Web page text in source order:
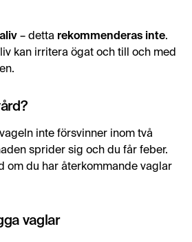
– detta rekommenderas inte.
kan irritera ögat och till och med
inte försvinner inom två
sprider sig och du får feber.
om du har återkommande vaglar
vaglar